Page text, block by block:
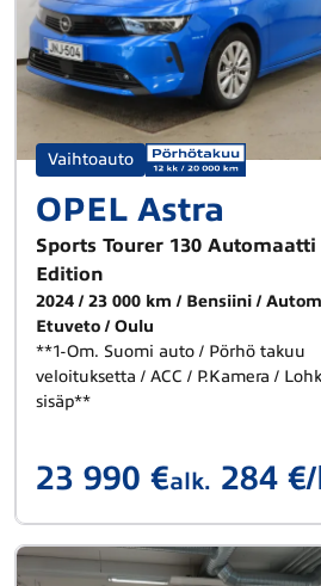
Vaihtoauto
OPEL Astra
Sports Tourer 130 Automaatti
Edition
2024 23 000 km Bensiini
Etuveto
Oulu
**1-Om. Suomi auto / Pörhö takuu
veloituksetta / ACC / P.Kamera /
sisäp**
23 990 €alk. 284